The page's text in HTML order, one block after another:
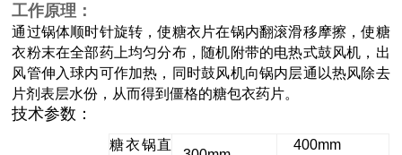
工作原理：
通过锅体顺时针旋转，使糖衣片在锅内翻滚滑移摩擦，使糖
衣粉末在全部药上均匀分布，随机附带的电热式鼓风机，出
风管伸入球内可作加热，同时鼓风机向锅内层通以热风除去
片剂表层水份，从而得到僵格的糖包衣药片。
技术参数：
糖衣锅直
400mm